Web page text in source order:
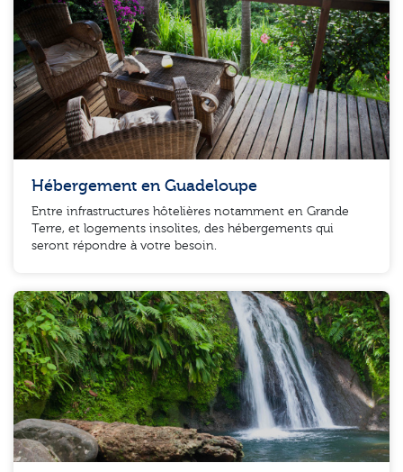
Hébergement en Guadeloupe
Entre infrastructures hôtelières notamment en Grande
Terre, et logements insolites, des hébergements qui
seront répondre à votre besoin.